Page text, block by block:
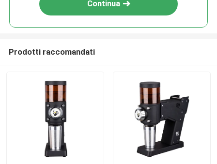
Continua
Prodotti raccomandati